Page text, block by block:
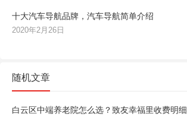
十大汽车导航品牌，汽车导航简单介绍
2020年2月26日
随机文章
白云区中端养老院怎么选？致友幸福里收费明细